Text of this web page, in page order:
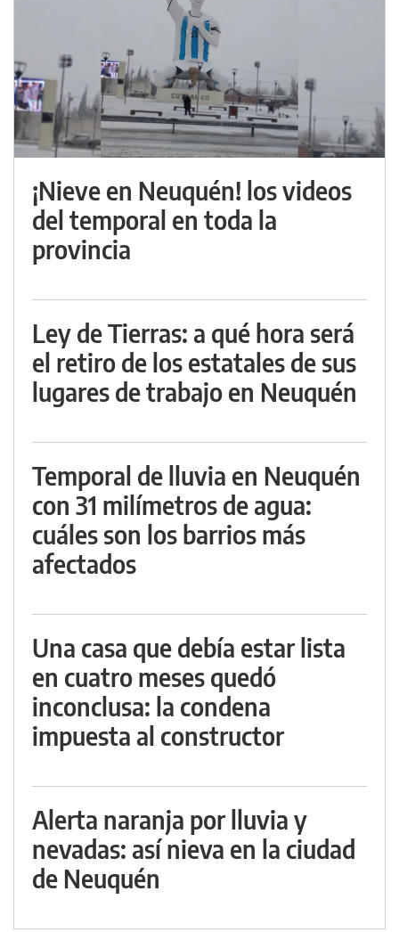
¡Nieve en Neuquén! los videos
del temporal en toda la
provincia
Ley de Tierras: a qué hora será
el retiro de los estatales de sus
lugares de trabajo en Neuquén
Temporal de lluvia en Neuquén
con 31 milímetros de agua:
cuáles son los barrios más
afectados
Una casa que debía estar lista
en cuatro meses quedó
inconclusa: la condena
impuesta al constructor
Alerta naranja por lluvia y
nevadas: así nieva en la ciudad
de Neuquén